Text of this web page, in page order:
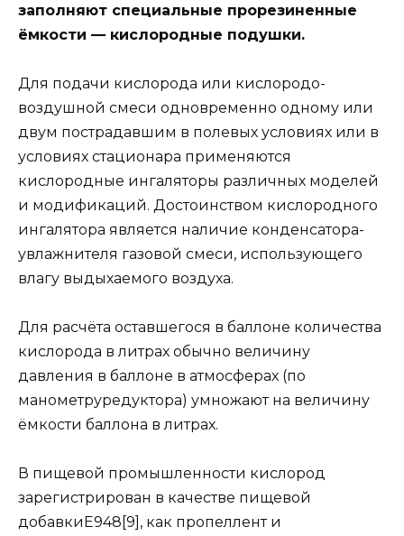
заполняют специальные прорезиненные
ёмкости — кислородные подушки.
Для подачи кислорода или кислородо-
воздушной смеси одновременно одному или
двум пострадавшим в полевых условиях или в
условиях стационара применяются
кислородные ингаляторы различных моделей
и модификаций. Достоинством кислородного
ингалятора является наличие конденсатора-
увлажнителя газовой смеси, использующего
влагу выдыхаемого воздуха.
Для расчёта оставшегося в баллоне количества
кислорода в литрах обычно величину
давления в баллоне в атмосферах (по
манометруредуктора) умножают на величину
ёмкости баллона в литрах.
В пищевой промышленности кислород
зарегистрирован в качестве пищевой
добавкиE948[9], как пропеллент и